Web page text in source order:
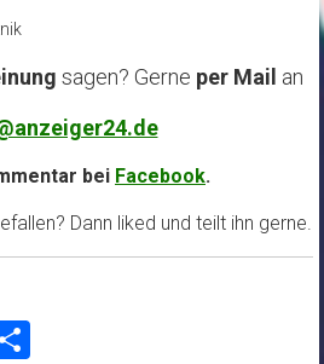
sagen? Gerne per Mail an
bei Facebook.
Dann liked und teilt ihn gerne.
Teilen